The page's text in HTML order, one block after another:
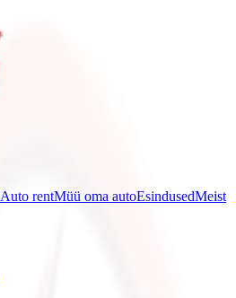
Auto rentMüü oma autoEsindusedMeist